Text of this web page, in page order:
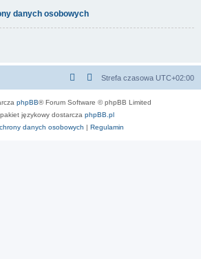
danych osobowych
Strefa czasowa UTC+02:00
phpBB® Forum Software © phpBB Limited
językowy dostarcza phpBB.pl
danych osobowych | Regulamin